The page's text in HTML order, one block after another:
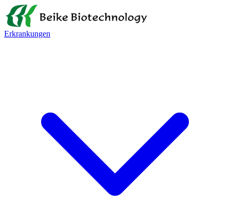
Erkrankungen